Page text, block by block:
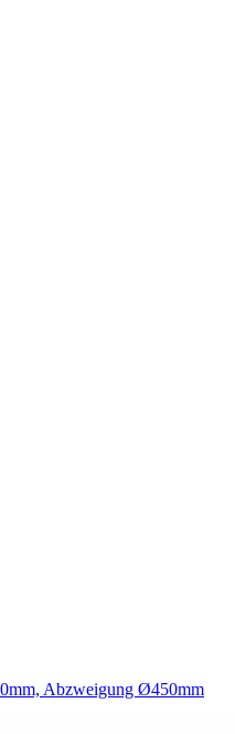
Abzweigung Ø450mm